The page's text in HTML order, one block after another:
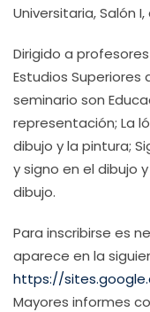
Universitaria, Salón I,
Dirigido a
Estudios
seminario son
representación; La
dibujo y la pintura;
y signo en el dibujo
dibujo.
Para inscribirse es
aparece en la
https://
Mayores informes